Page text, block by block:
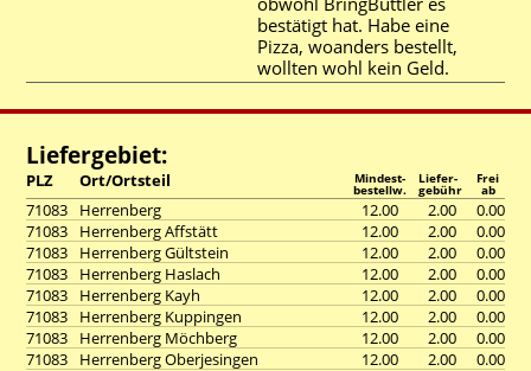
bestätigt hat. Habe eine
Pizza, woanders bestellt,
wollten wohl kein Geld.
Liefergebiet:
PLZ Ort/Ortsteil Mindest-
bestellw.
Liefer-
gebühr
Frei
ab
71083 Herrenberg 12.00 2.00
0.00
71083
Herrenberg Affstätt 12.00 2.00
0.00
71083
Herrenberg Gültstein 12.00 2.00
0.00
71083
Herrenberg Haslach 12.00 2.00
0.00
71083
Herrenberg Kayh 12.00 2.00
0.00
71083
Herrenberg Kuppingen 12.00 2.00
0.00
71083
Herrenberg Möchberg 12.00 2.00
0.00
71083
Herrenberg Oberjesingen 12.00 2.00
0.00